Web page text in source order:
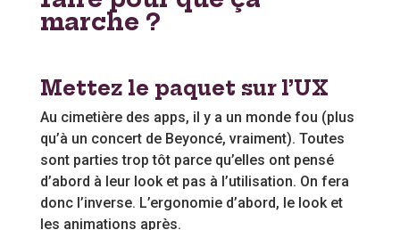
marche ?
Mettez le paquet sur l’UX
Au cimetière des apps, il y a un monde fou (plus
qu’à un concert de Beyoncé, vraiment). Toutes
sont parties trop tôt parce qu’elles ont pensé
d’abord à leur look et pas à l’utilisation. On fera
donc l’inverse. L’ergonomie d’abord, le look et
les animations après.